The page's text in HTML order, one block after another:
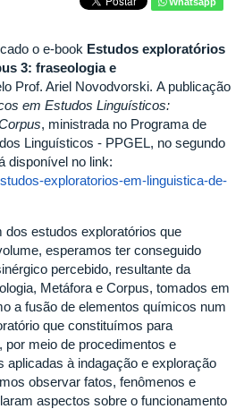
o e-book Estudos exploratórios
3: fraseologia e
Prof. Ariel Novodvorski. A publicação
em Estudos Linguísticos:
, ministrada no Programa de
Linguísticos - PPGEL, no segundo
disponível no link:
exploratorios-em-linguistica-de-
dos estudos exploratórios que
esperamos ter conseguido
percebido, resultante da
Metáfora e Corpus, tomados em
a fusão de elementos químicos num
que constituímos para
por meio de procedimentos e
aplicadas à indagação e exploração
observar fatos, fenômenos e
aspectos sobre o funcionamento